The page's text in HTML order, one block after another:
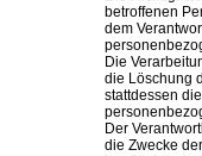
betroffenen
dem
Die
die Löschung
stattdessen
Der
die Zwecke